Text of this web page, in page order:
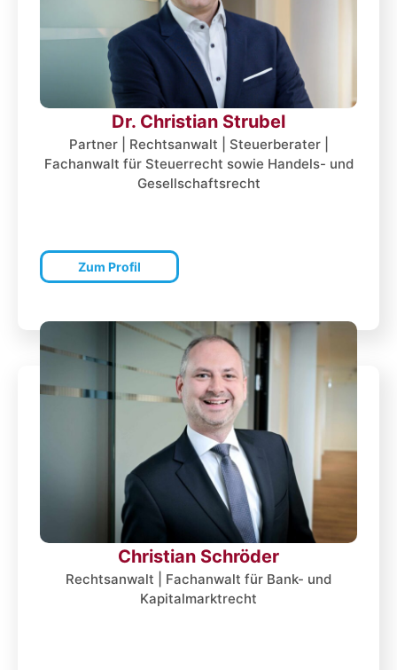
Dr. Christian Strubel
Partner | Rechtsanwalt | Steuerberater |
Fachanwalt für Steuerrecht sowie Handels- und
Gesellschaftsrecht
Zum Profil
Christian Schröder
Rechtsanwalt | Fachanwalt für Bank- und
Kapitalmarktrecht